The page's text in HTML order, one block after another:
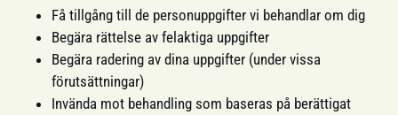
Få tillgång till de personuppgifter vi behandlar om dig
Begära rättelse av felaktiga uppgifter
Begära radering av dina uppgifter (under vissa
förutsättningar)
Invända mot behandling som baseras på berättigat